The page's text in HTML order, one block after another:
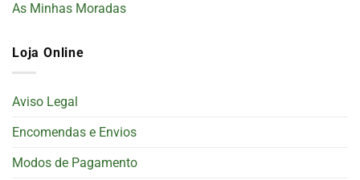
As Minhas Moradas
Loja Online
Aviso Legal
Encomendas e Envios
Modos de Pagamento